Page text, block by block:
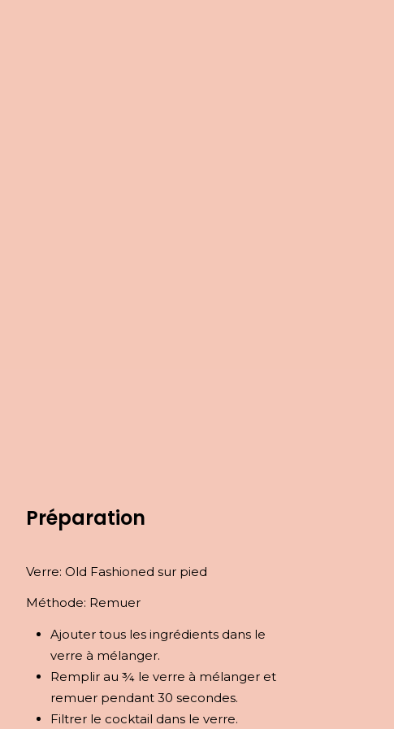
Préparation
Verre: Old Fashioned sur pied
Méthode: Remuer
Ajouter tous les ingrédients dans le
verre à mélanger.
Remplir au ¾ le verre à mélanger et
remuer pendant 30 secondes.
Filtrer le cocktail dans le verre.